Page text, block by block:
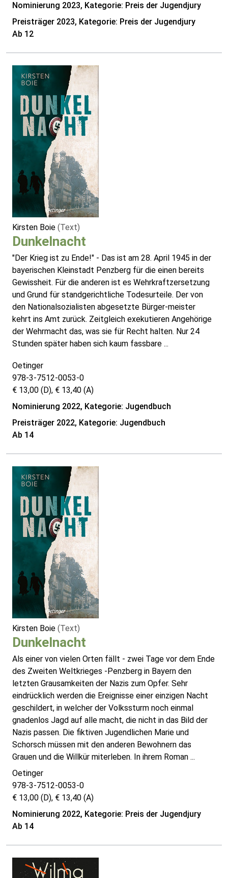
Nominierung 2023, Kategorie: Preis der Jugendjury
Preisträger 2023, Kategorie: Preis der Jugendjury
Ab 12
Kirsten Boie (Text)
Dunkelnacht
"Der Krieg ist zu Ende!" - Das ist am 28. April 1945 in der
bayerischen Kleinstadt Penzberg für die einen bereits
Gewissheit. Für die anderen ist es Wehrkraftzersetzung
und Grund für standgerichtliche Todesurteile. Der von
den Nationalsozialisten abgesetzte Bürger-meister
kehrt ins Amt zurück. Zeitgleich exekutieren Angehörige
der Wehrmacht das, was sie für Recht halten. Nur 24
Stunden später haben sich kaum fassbare ...
Oetinger
978-3-7512-0053-0
€ 13,00 (D), € 13,40 (A)
Nominierung 2022, Kategorie: Jugendbuch
Preisträger 2022, Kategorie: Jugendbuch
Ab 14
Kirsten Boie (Text)
Dunkelnacht
Als einer von vielen Orten fällt - zwei Tage vor dem Ende
des Zweiten Weltkrieges -Penzberg in Bayern den
letzten Grausamkeiten der Nazis zum Opfer. Sehr
eindrücklich werden die Ereignisse einer einzigen Nacht
geschildert, in welcher der Volkssturm noch einmal
gnadenlos Jagd auf alle macht, die nicht in das Bild der
Nazis passen. Die fiktiven Jugendlichen Marie und
Schorsch müssen mit den anderen Bewohnern das
Grauen und die Willkür miterleben. In ihrem Roman ...
Oetinger
978-3-7512-0053-0
€ 13,00 (D), € 13,40 (A)
Nominierung 2022, Kategorie: Preis der Jugendjury
Ab 14